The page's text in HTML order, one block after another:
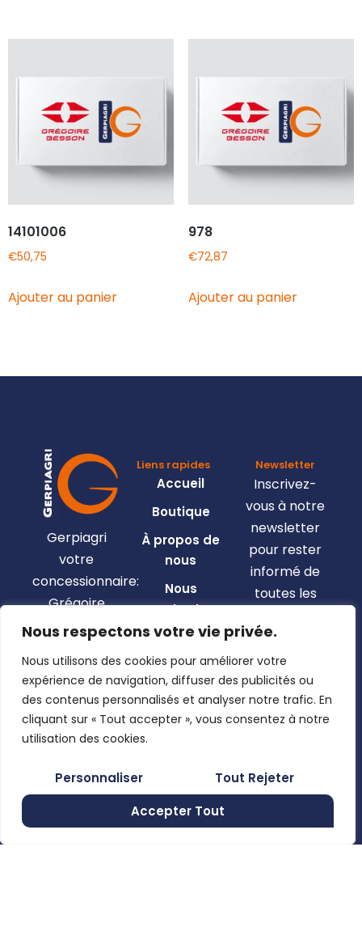
Nous respectons votre vie privée.
Nous utilisons des cookies pour améliorer votre
expérience de navigation, diffuser des publicités ou
des contenus personnalisés et analyser notre trafic. En
cliquant sur « Tout accepter », vous consentez à notre
utilisation des cookies.
Personnaliser
Tout Rejeter
Accepter Tout
14101006
€50,75
Ajouter au panier
978
€72,87
Ajouter au panier
Gerpiagri
votre
concessionnaire:
Grégoire
Besson,
Claas,
Josking,
Wacker
Neuson,
Clemens, …
Moncheret
Gerpinnes,
Liens rapides
Accueil
Boutique
À propos de
nous
Nous
contacter
Mon compte
Pages légales
Mentions
légales
Politique de
confidentialité
Conditions
générales de
vente
Newsletter
Inscrivez-
vous à notre
newsletter
pour rester
informé de
toutes les
En utilisant
ce formulaire,
stockage et
de vos